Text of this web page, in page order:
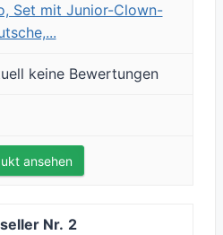
Set mit Junior-Clown-
keine Bewertungen
ansehen
2